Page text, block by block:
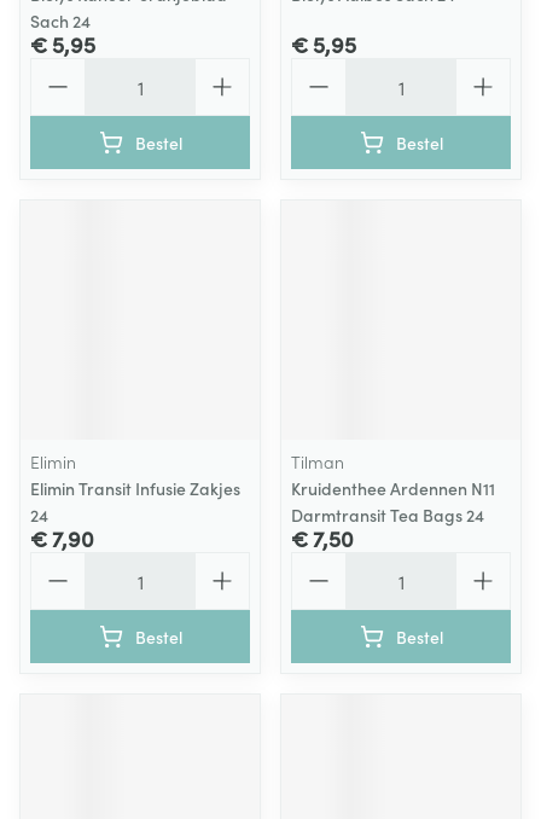
Sach 24
€ 5,95
Bestel
€ 5,95
Bestel
Elimin
Elimin Transit Infusie Zakjes
24
€ 7,90
Bestel
Tilman
Kruidenthee Ardennen N11
Darmtransit Tea Bags 24
€ 7,50
Bestel